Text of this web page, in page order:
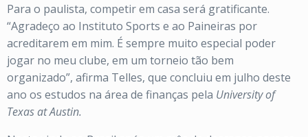
Para o paulista, competir em casa será gratificante.
“Agradeço ao Instituto Sports e ao Paineiras por
acreditarem em mim. É sempre muito especial poder
jogar no meu clube, em um torneio tão bem
organizado”, afirma Telles, que concluiu em julho deste
ano os estudos na área de finanças pela University of
Texas at Austin.